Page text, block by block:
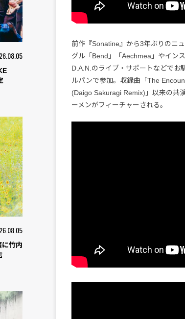
竹内
前作『Sonatine』から3年ぶりのニ
グル「Bend」「Aechmea」やイン
D.A.N.のライブ・サポートなどでお
ルパンで参加。収録曲「The
(Daigo Sakuragi Remix)」以来の共
ーメンがフィーチャーされる。